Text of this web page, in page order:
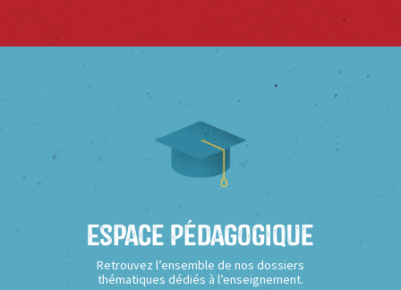
Espace Pédagogique
Retrouvez l’ensemble de nos dossiers
thématiques dédiés à l’enseignement.